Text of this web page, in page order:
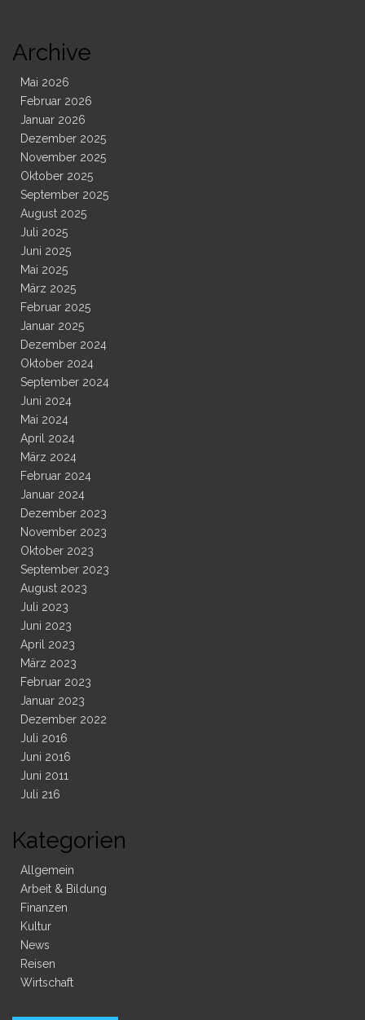
Archive
Mai 2026
Februar 2026
Januar 2026
Dezember 2025
November 2025
Oktober 2025
September 2025
August 2025
Juli 2025
Juni 2025
Mai 2025
März 2025
Februar 2025
Januar 2025
Dezember 2024
Oktober 2024
September 2024
Juni 2024
Mai 2024
April 2024
März 2024
Februar 2024
Januar 2024
Dezember 2023
November 2023
Oktober 2023
September 2023
August 2023
Juli 2023
Juni 2023
April 2023
März 2023
Februar 2023
Januar 2023
Dezember 2022
Juli 2016
Juni 2016
Juni 2011
Juli 216
Kategorien
Allgemein
Arbeit & Bildung
Finanzen
Kultur
News
Reisen
Wirtschaft